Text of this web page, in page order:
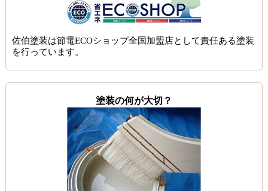
佐伯塗装は節電ECOショップ全国加盟店として責任ある塗装
を行っています。
塗装の何が大切？